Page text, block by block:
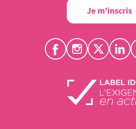
Je m'inscris